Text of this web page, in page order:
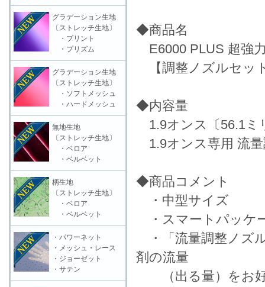
◆商品名
E6000 PLUS 超強
【調整ノズルセッ
◆内容量
1.9オンス〔56.1ミ
1.9オンス専用 流
◆商品コメント
・中型サイズ
・スマートパッケ
・「流量調整ノズ
剤の流量
（出る量）をお好
グラデーション生地
〔ストレッチ生地〕
・プリント
・プリズム
グラデーション生地
〔ストレッチ生地〕
・ソフトメッシュ
・ハードメッシュ
無地生地
〔ストレッチ生地〕
・ベロア
・ベルベット
柄生地
〔ストレッチ生地〕
・ベロア
・ベルベット
・パワーネット
・メッシュ・レース
・ジョーゼット
・サテン